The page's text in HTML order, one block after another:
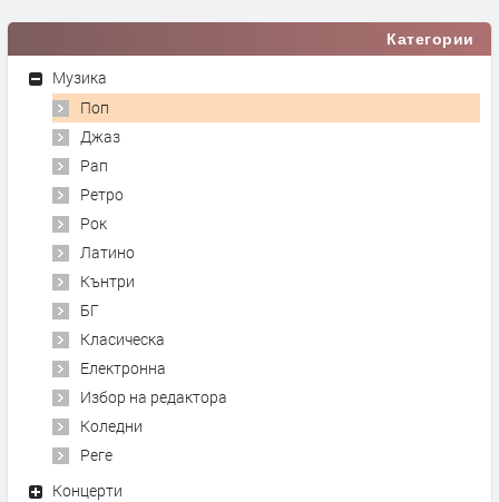
Категории
Музика
Поп
Джаз
Рап
Ретро
Рок
Латино
Кънтри
БГ
Класическа
Електронна
Избор на редактора
Коледни
Реге
Концерти